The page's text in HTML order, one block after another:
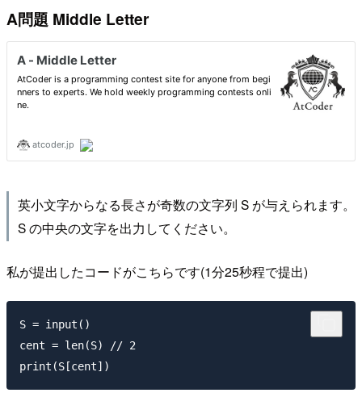
A問題 Middle Letter
英小文字からなる長さが奇数の文字列 S が与えられます。
S の中央の文字を出力してください。
私が提出したコードがこちらです(1分25秒程で提出)
S = input()
cent = len(S) // 2